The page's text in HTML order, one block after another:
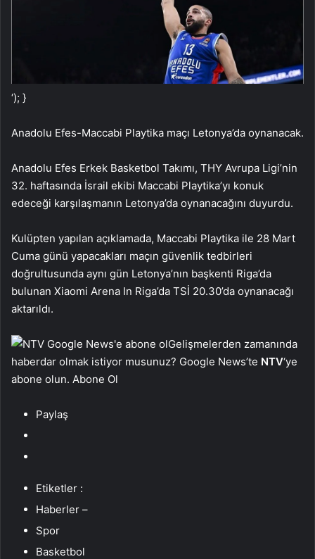
‘); }
Anadolu Efes-Maccabi Playtika maçı Letonya’da oynanacak.
Anadolu Efes Erkek Basketbol Takımı, THY Avrupa Ligi’nin
32. haftasında İsrail ekibi Maccabi Playtika’yı konuk
edeceği karşılaşmanın Letonya’da oynanacağını duyurdu.
Kulüpten yapılan açıklamada, Maccabi Playtika ile 28 Mart
Cuma günü yapacakları maçın güvenlik tedbirleri
doğrultusunda aynı gün Letonya’nın başkenti Riga’da
bulunan Xiaomi Arena In Riga’da TSİ 20.30’da oynanacağı
aktarıldı.
Gelişmelerden zamanında
haberdar olmak istiyor musunuz? Google News’te NTV‘ye
abone olun. Abone Ol
Paylaş
Etiketler :
Haberler –
Spor
Basketbol